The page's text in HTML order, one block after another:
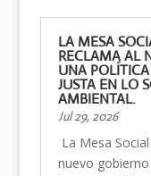
LA MESA
RECLAMA AL
UNA
JUSTA EN LO
AMBIENTAL.
Jul 29, 2026
La Mesa
nuevo